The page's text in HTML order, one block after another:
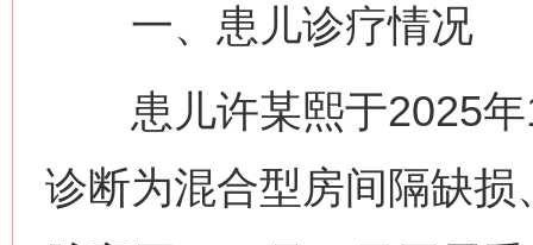
一、患儿诊疗情况
患儿许某熙于2025年
诊断为混合型房间隔缺